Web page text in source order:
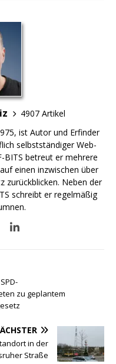
4907 Artikel
ist Autor und Erfinder
selbstständiger Web-
BITS betreut er mehrere
einen inzwischen über
zurückblicken. Neben der
schreibt er regelmäßig
zu geplantem
in der
Straße